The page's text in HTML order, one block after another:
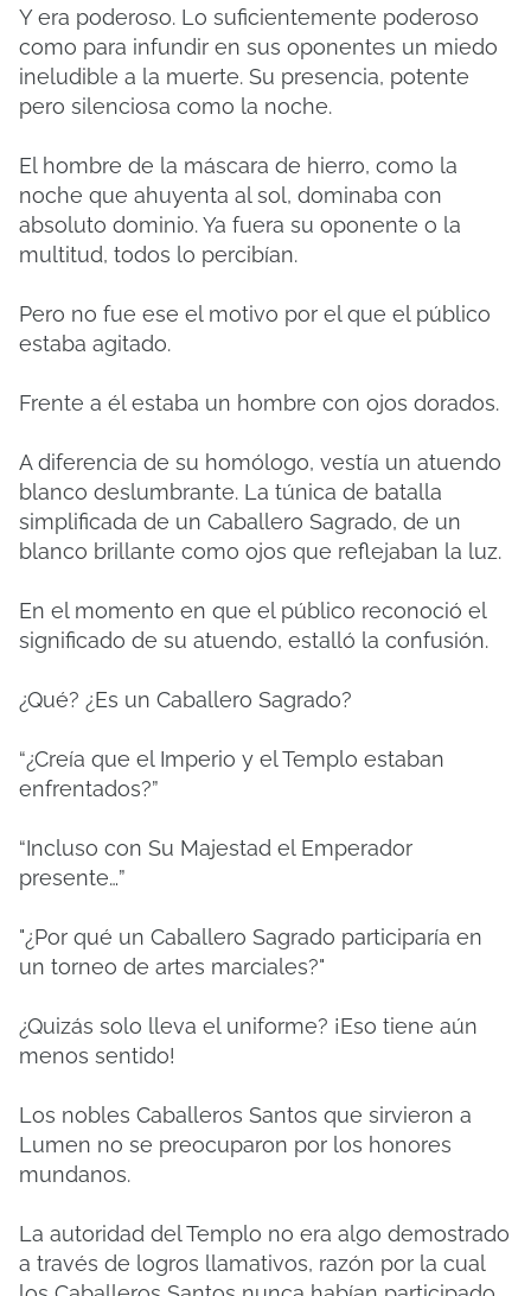
Y era poderoso. Lo suficientemente poderoso
como para infundir en sus oponentes un miedo
ineludible a la muerte. Su presencia, potente
pero silenciosa como la noche.
El hombre de la máscara de hierro, como la
noche que ahuyenta al sol, dominaba con
absoluto dominio. Ya fuera su oponente o la
multitud, todos lo percibían.
Pero no fue ese el motivo por el que el público
estaba agitado.
Frente a él estaba un hombre con ojos dorados.
A diferencia de su homólogo, vestía un atuendo
blanco deslumbrante. La túnica de batalla
simplificada de un Caballero Sagrado, de un
blanco brillante como ojos que reflejaban la luz.
En el momento en que el público reconoció el
significado de su atuendo, estalló la confusión.
¿Qué? ¿Es un Caballero Sagrado?
“¿Creía que el Imperio y el Templo estaban
enfrentados?”
“Incluso con Su Majestad el Emperador
presente…”
"¿Por qué un Caballero Sagrado participaría en
un torneo de artes marciales?"
¿Quizás solo lleva el uniforme? ¡Eso tiene aún
menos sentido!
Los nobles Caballeros Santos que sirvieron a
Lumen no se preocuparon por los honores
mundanos.
La autoridad del Templo no era algo demostrado
a través de logros llamativos, razón por la cual